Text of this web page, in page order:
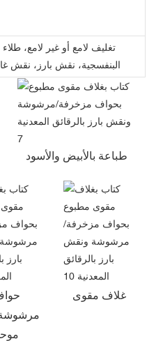
تغليف لامع أو غير لامع،
البنفسجية، نقش بارز، نقش
طباعة بالأبيض والأسود
غلاف مقوى